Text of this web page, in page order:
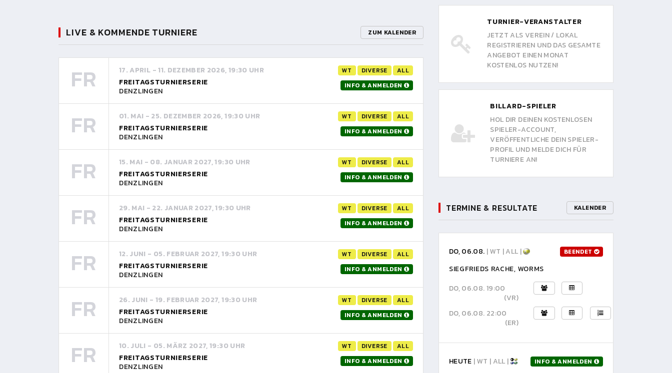
LIVE & KOMMENDE TURNIERE ZUM KALENDER
FR 17. APRIL - 11. DEZEMBER 2026, 19:30 UHR WT DIVERSE ALL
FREITAGSTURNIERSERIE
DENZLINGEN
INFO & ANMELDEN
FR 01. MAI - 25. DEZEMBER 2026, 19:30 UHR WT DIVERSE ALL
FREITAGSTURNIERSERIE
DENZLINGEN
INFO & ANMELDEN
FR 15. MAI - 08. JANUAR 2027, 19:30 UHR WT DIVERSE ALL
FREITAGSTURNIERSERIE
DENZLINGEN
INFO & ANMELDEN
FR 29. MAI - 22. JANUAR 2027, 19:30 UHR WT DIVERSE ALL
FREITAGSTURNIERSERIE
DENZLINGEN
INFO & ANMELDEN
FR 12. JUNI - 05. FEBRUAR 2027, 19:30 UHR WT DIVERSE ALL
FREITAGSTURNIERSERIE
DENZLINGEN
INFO & ANMELDEN
FR 26. JUNI - 19. FEBRUAR 2027, 19:30 UHR WT DIVERSE ALL
FREITAGSTURNIERSERIE
DENZLINGEN
INFO & ANMELDEN
FR 10. JULI - 05. MÄRZ 2027, 19:30 UHR WT DIVERSE ALL
FREITAGSTURNIERSERIE
DENZLINGEN
INFO & ANMELDEN
TURNIER-VERANSTALTER
JETZT ALS VEREIN / LOKAL
REGISTRIEREN UND DAS GESAMTE
ANGEBOT EINEN MONAT
KOSTENLOS NUTZEN!
BILLARD-SPIELER
HOL DIR DEINEN KOSTENLOSEN
SPIELER-ACCOUNT,
VERÖFFENTLICHE DEIN SPIELER-
PROFIL UND MELDE DICH FÜR
TURNIERE AN!
TERMINE & RESULTATE KALENDER
DO, 06.08. | WT | ALL | BEENDET
SIEGFRIEDS RACHE, WORMS
DO, 06.08. 19:00
(VR)
DO, 06.08. 22:00
(ER)
HEUTE | WT | ALL | INFO & ANMELDEN